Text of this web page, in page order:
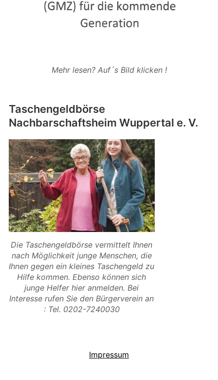
Mehr lesen? Auf´s Bild klicken !
Taschengeldbörse
Nachbarschaftsheim Wuppertal e. V.
Die Taschengeldbörse vermittelt Ihnen
nach Möglichkeit junge Menschen, die
Ihnen gegen ein kleines Taschengeld zu
Hilfe kommen. Ebenso können sich
junge Helfer hier anmelden. Bei
Interesse rufen Sie den Bürgerverein an
: Tel. 0202-7240030
Impressum